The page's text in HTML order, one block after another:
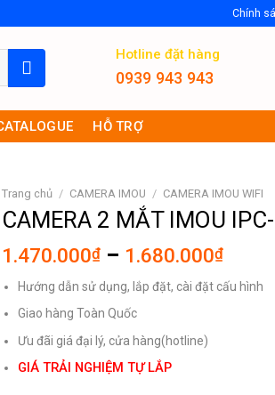
Chính
Hotline đặt hàng
0939 943 943
HỖ TRỢ
Trang chủ / CAMERA IMOU / CAMERA IMOU WIFI
CAMERA 2 MẮT IMOU
1.470.000₫ – 1.680.000₫
giá:
từ
Hướng dẫn sử dụng, lắp đặt, cài đặt cấu hình
Giao hàng Toàn Quốc
Ưu đãi giá đại lý, cửa hàng(hotline)
GIÁ TRẢI NGHIỆM TỰ LẮP